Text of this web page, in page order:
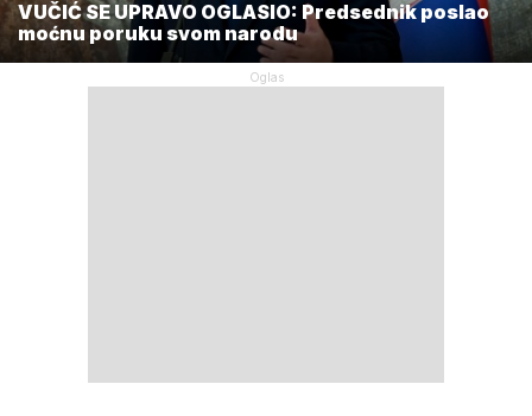
VUČIĆ SE UPRAVO OGLASIO: Predsednik poslao
moćnu poruku svom narodu